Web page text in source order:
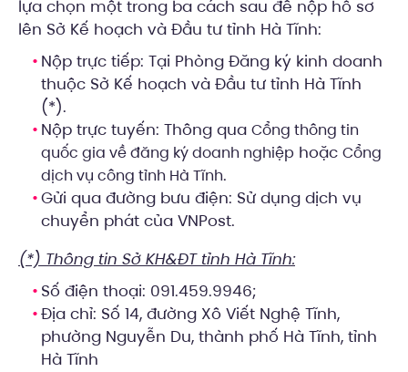
lựa chọn một trong ba cách sau để nộp hồ sơ
lên Sở Kế hoạch và Đầu tư tỉnh Hà Tĩnh:
Nộp trực tiếp: Tại Phòng Đăng ký kinh doanh
thuộc Sở Kế hoạch và Đầu tư tỉnh Hà Tĩnh
(*).
Nộp trực tuyến: Thông qua Cổng thông tin
quốc gia về đăng ký doanh nghiệp hoặc Cổng
dịch vụ công tỉnh Hà Tĩnh.
Gửi qua đường bưu điện: Sử dụng dịch vụ
chuyển phát của VNPost.
(*) Thông tin Sở KH&ĐT tỉnh Hà Tĩnh:
Số điện thoại: 091.459.9946;
Địa chỉ: Số 14, đường Xô Viết Nghệ Tĩnh,
phường Nguyễn Du, thành phố Hà Tĩnh, tỉnh
Hà Tĩnh